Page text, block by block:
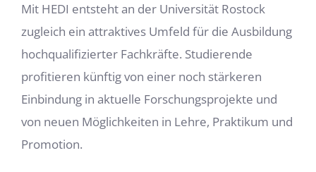
Mit HEDI entsteht an der Universität Rostock
zugleich ein attraktives Umfeld für die Ausbildung
hochqualifizierter Fachkräfte. Studierende
profitieren künftig von einer noch stärkeren
Einbindung in aktuelle Forschungsprojekte und
von neuen Möglichkeiten in Lehre, Praktikum und
Promotion.